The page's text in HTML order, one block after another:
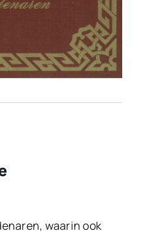
waarin ook